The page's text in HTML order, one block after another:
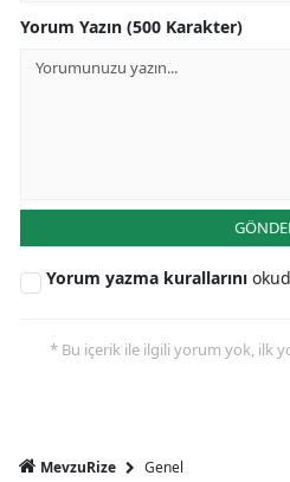
Yorum Yazın (500 Karakter)
Yorum yazma kurallarını
* Bu içerik ile ilgili yorum yok, ilk
MevzuRize Genel